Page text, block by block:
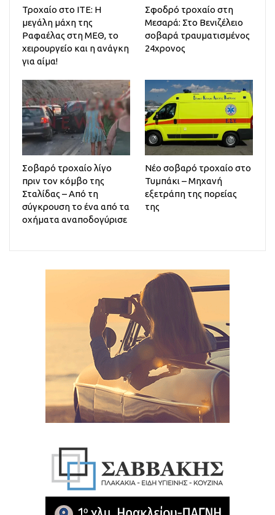
Τροχαίο στο ΙΤΕ: Η
μεγάλη μάχη της
Ραφαέλας στη ΜΕΘ, το
χειρουργείο και η ανάγκη
για αίμα!
Σφοδρό τροχαίο στη
Μεσαρά: Στο Βενιζέλειο
σοβαρά τραυματισμένος
24χρονος
Σοβαρό τροχαίο λίγο
πριν τον κόμβο της
Σταλίδας – Από τη
σύγκρουση το ένα από τα
οχήματα αναποδογύρισε
Νέο σοβαρό τροχαίο στο
Τυμπάκι – Μηχανή
εξετράπη της πορείας
της